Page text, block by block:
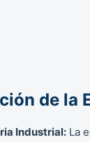
de la
Industrial: La